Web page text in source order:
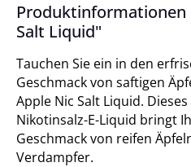
Produktinformationen
Salt Liquid"
Tauchen Sie ein in den
Geschmack von saftigen
Apple Nic Salt Liquid.
Nikotinsalz-E-Liquid bringt
Geschmack von reifen
Verdampfer.